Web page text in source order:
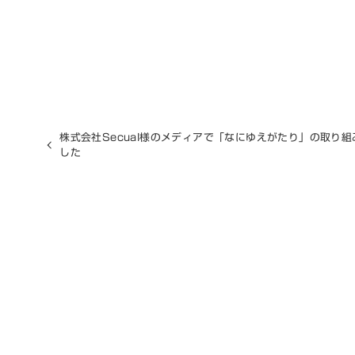
株式会社Secual様のメディアで「なにゆえがたり」の取り組
した